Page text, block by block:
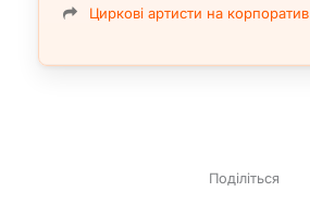
Циркові артисти на
Поділіться